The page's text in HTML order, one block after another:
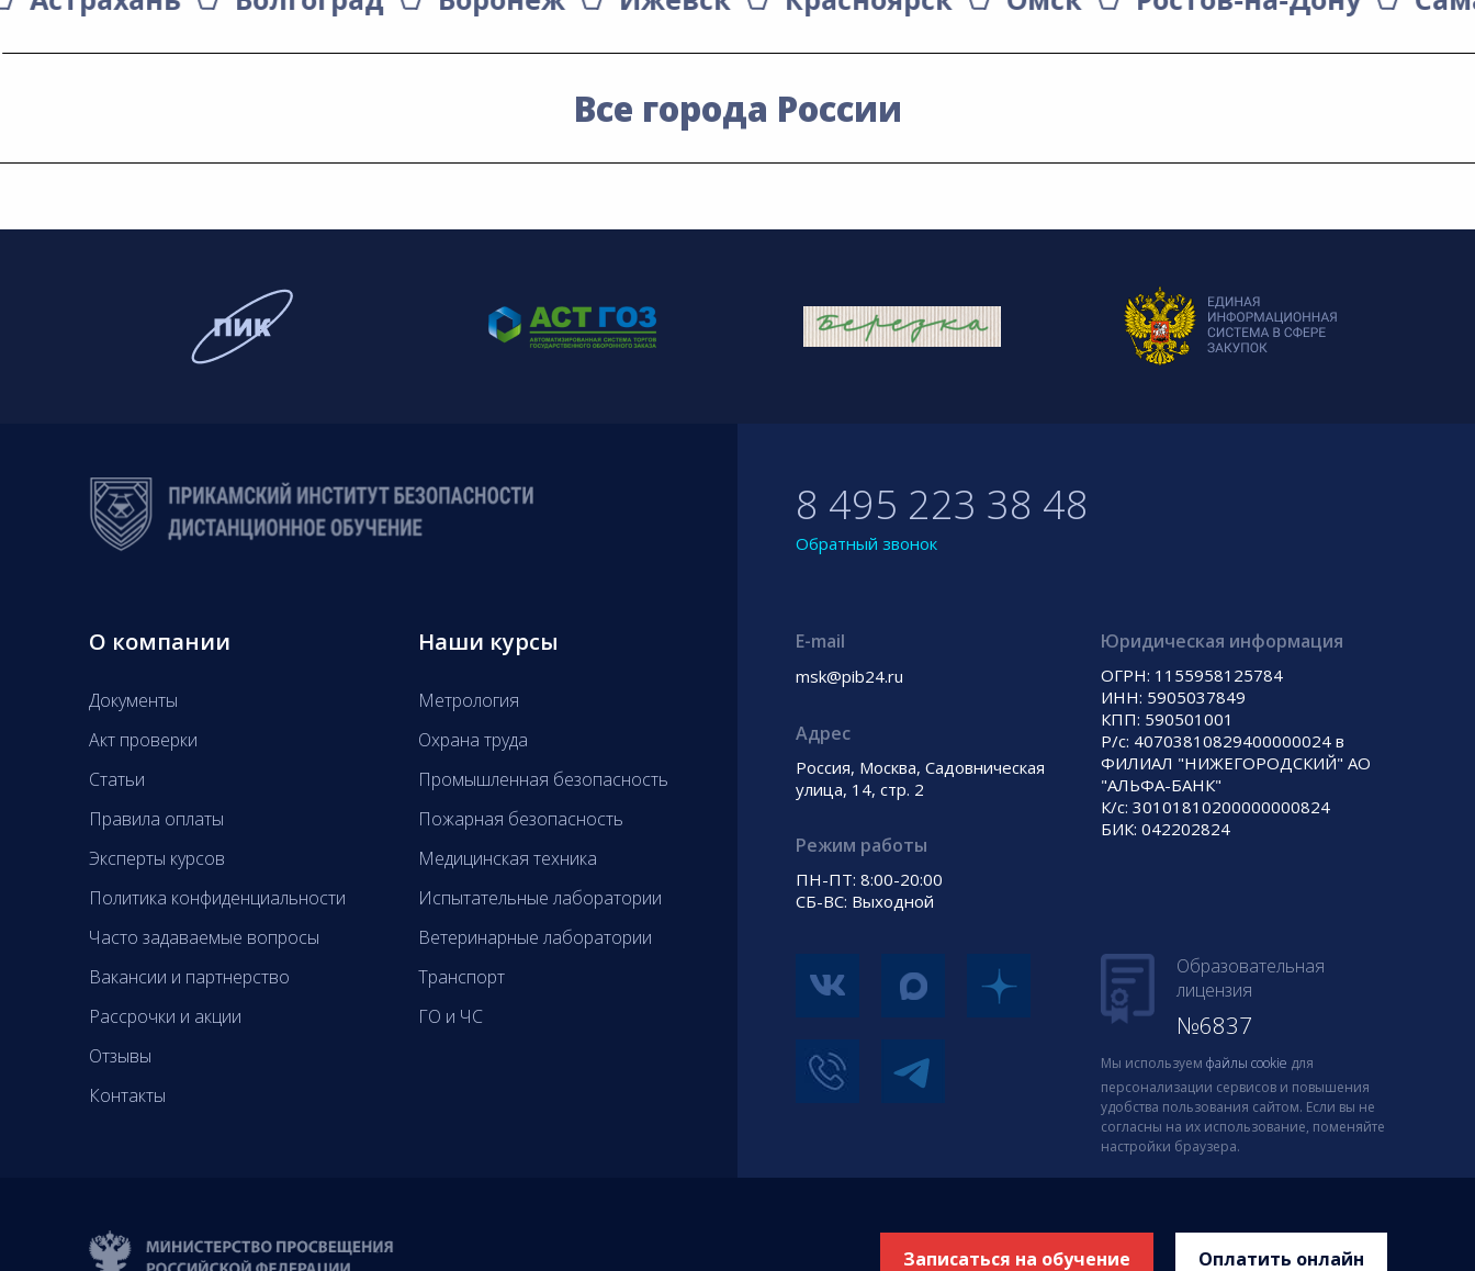
Все города России
О компании
Документы
Акт проверки
Статьи
Правила оплаты
Эксперты курсов
Политика конфиденциальности
Часто задаваемые вопросы
Вакансии и партнерство
Рассрочки и акции
Отзывы
Контакты
Наши курсы
Метрология
Охрана труда
Промышленная безопасность
Пожарная безопасность
Медицинская техника
Испытательные лаборатории
Ветеринарные лаборатории
Транспорт
ГО и ЧС
8 495 223 38 48
Обратный звонок
E-mail
msk@pib24.ru
Адрес
Россия, Москва, Садовническая
улица, 14, стр. 2
Режим работы
ПН-ПТ: 8:00-20:00
СБ-ВС: Выходной
Юридическая информация
ОГРН: 1155958125784
ИНН: 5905037849
КПП: 590501001
Р/с: 40703810829400000024 в
ФИЛИАЛ "НИЖЕГОРОДСКИЙ" АО
"АЛЬФА-БАНК"
К/с: 30101810200000000824
БИК: 042202824
Образовательная
лицензия
№6837
Мы используем файлы cookie для
персонализации сервисов и повышения
удобства пользования сайтом. Если вы не
согласны на их использование, поменяйте
настройки браузера.
Записаться на обучение Оплатить онлайн